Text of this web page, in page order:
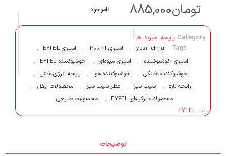
تومان885,000 ناموجود
Category رایحه میوه ها
Tags
yesil elma
, اسپری 400ml , اسپری EYFEL ,
اسپری خوشبوکننده , اسپری میوه‌ای , خوشبوکننده EYFEL ,
خوشبوکننده خانگی , خوشبوکننده هوا , رایحه انرژی‌بخش ,
رایحه تازه , سیب سبز , عطر سیب سبز , محصولات ایفل ,
محصولات ترکیه‌ای EYFEL , محصولات طبیعی
برند: EYFEL
توضیحات